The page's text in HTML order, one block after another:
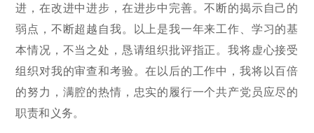
进，在改进中进步，在进步中完善。不断的揭示自己的
弱点，不断超越自我。以上是我一年来工作、学习的基
本情况，不当之处，恳请组织批评指正。我将虚心接受
组织对我的审查和考验。在以后的工作中，我将以百倍
的努力，满腔的热情，忠实的履行一个共产党员应尽的
职责和义务。